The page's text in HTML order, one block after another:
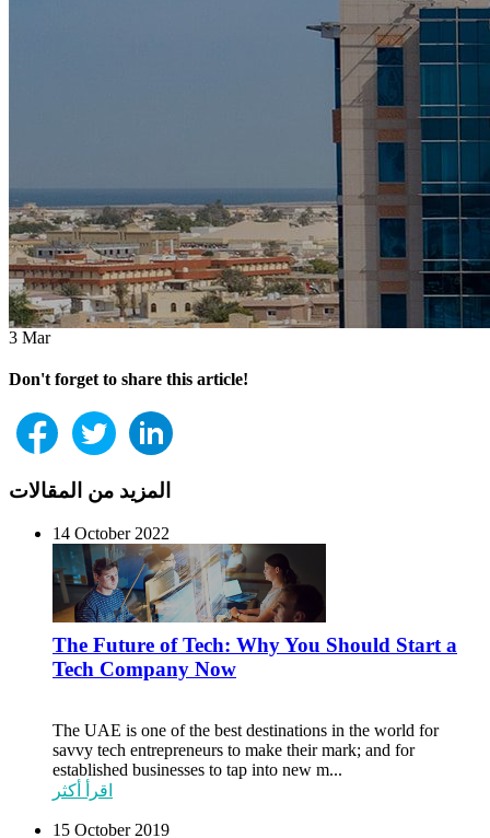
3 Mar
Don't forget to share this article!
المزيد من المقالات
14 October 2022
The Future of Tech: Why You Should Start a
Tech Company Now
The UAE is one of the best destinations in the world for
savvy tech entrepreneurs to make their mark; and for
established businesses to tap into new m...
اقرأ أكثر
15 October 2019